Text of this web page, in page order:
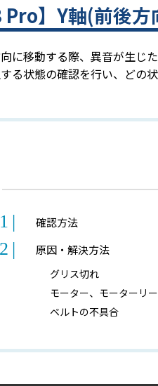
Pro】Y軸(前後
に移動する際、異音が生じ
る状態の確認を行い、どの
確認方法
原因・解決方法
グリス切れ
モーター、モーターリ
ベルトの不具合